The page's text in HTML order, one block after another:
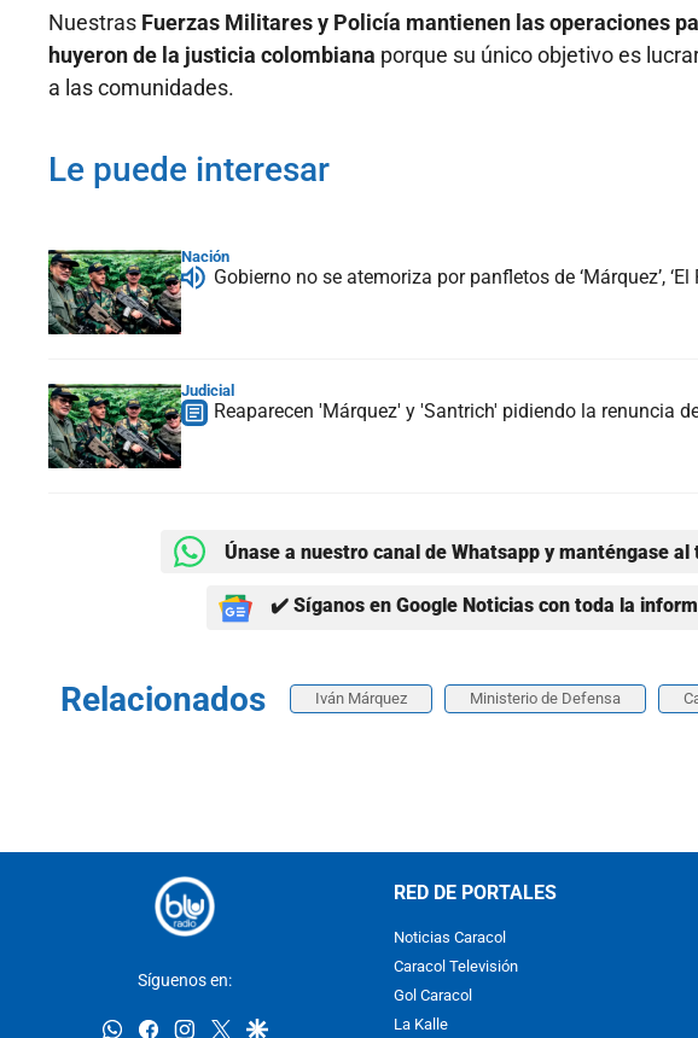
Nuestras Fuerzas Militares y Policía mantienen las operaciones
huyeron de la justicia colombiana porque su único objetivo es
a las comunidades.
Le puede interesar
Nación
Gobierno no se atemoriza por panfletos de ‘Márquez’, ‘El
Judicial
Reaparecen 'Márquez' y 'Santrich' pidiendo la renuncia
Únase a nuestro canal de Whatsapp y manténgase
✔️ Síganos en Google Noticias con toda la
Relacionados Iván Márquez Ministerio de Defensa
Síguenos en:
whatsappfacebookinstagram
twittergoogle
RED DE PORTALES
Noticias Caracol
Caracol Televisión
Gol Caracol
La Kalle